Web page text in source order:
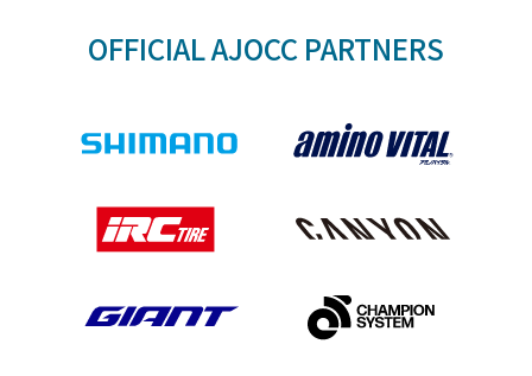
OFFICIAL AJOCC PARTNERS